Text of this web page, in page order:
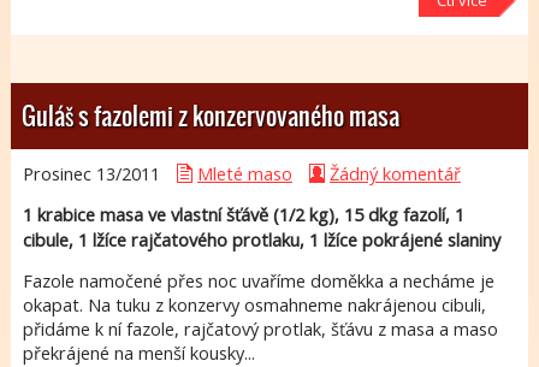
Guláš s fazolemi z konzervovaného masa
Prosinec 13/2011 Mleté maso
Žádný komentář
1 krabice masa ve vlastní šťávě (1/2 kg), 15 dkg fazolí, 1
cibule, 1 lžíce rajčatového protlaku, 1 lžíce pokrájené slaniny
Fazole namočené přes noc uvaříme doměkka a necháme je
okapat. Na tuku z konzervy osmahneme nakrájenou cibuli,
přidáme k ní fazole, rajčatový protlak, šťávu z masa a maso
překrájené na menší kousky...